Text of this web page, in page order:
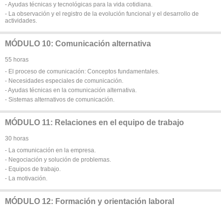
- Ayudas técnicas y tecnológicas para la vida cotidiana.
- La observación y el registro de la evolución funcional y el desarrollo de
actividades.
MÓDULO 10: Comunicación alternativa
55 horas
- El proceso de comunicación: Conceptos fundamentales.
- Necesidades especiales de comunicación.
- Ayudas técnicas en la comunicación alternativa.
- Sistemas alternativos de comunicación.
MÓDULO 11: Relaciones en el equipo de trabajo
30 horas
- La comunicación en la empresa.
- Negociación y solución de problemas.
- Equipos de trabajo.
- La motivación.
MÓDULO 12: Formación y orientación laboral